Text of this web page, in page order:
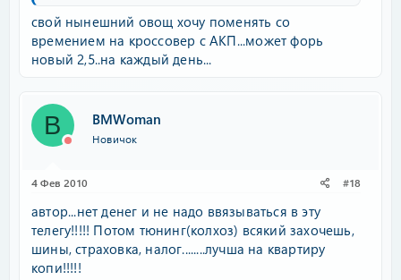
свой нынешний овощ хочу поменять со
времением на кроссовер с АКП...может форь
новый 2,5..на каждый день...
B BMWoman
Новичок
4 Фев 2010 #18
автор...нет денег и не надо ввязываться в эту
телегу!!!!! Потом тюнинг(колхоз) всякий захочешь,
шины, страховка, налог........лучша на квартиру
копи!!!!!